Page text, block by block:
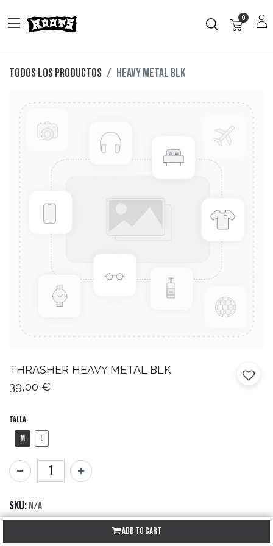
0
Todos los productos HEAVY METAL BLK
THRASHER HEAVY METAL BLK
39,00 €
Talla
M
L
Add to Cart
SKU:N/A
Brand:Thrasher